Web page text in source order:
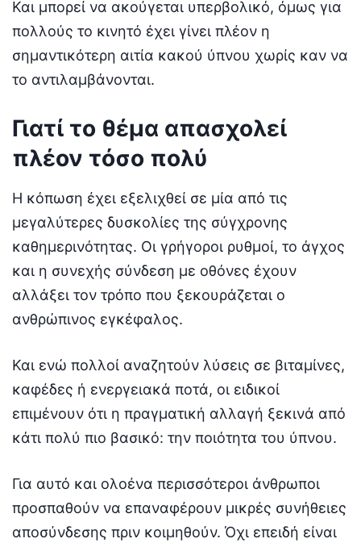
Και μπορεί να ακούγεται υπερβολικό, όμως για
πολλούς το κινητό έχει γίνει πλέον η
σημαντικότερη αιτία κακού ύπνου χωρίς καν να
το αντιλαμβάνονται.
Γιατί το θέμα απασχολεί
πλέον τόσο πολύ
Η κόπωση έχει εξελιχθεί σε μία από τις
μεγαλύτερες δυσκολίες της σύγχρονης
καθημερινότητας. Οι γρήγοροι ρυθμοί, το άγχος
και η συνεχής σύνδεση με οθόνες έχουν
αλλάξει τον τρόπο που ξεκουράζεται ο
ανθρώπινος εγκέφαλος.
Και ενώ πολλοί αναζητούν λύσεις σε βιταμίνες,
καφέδες ή ενεργειακά ποτά, οι ειδικοί
επιμένουν ότι η πραγματική αλλαγή ξεκινά από
κάτι πολύ πιο βασικό: την ποιότητα του ύπνου.
Για αυτό και ολοένα περισσότεροι άνθρωποι
προσπαθούν να επαναφέρουν μικρές συνήθειες
αποσύνδεσης πριν κοιμηθούν. Όχι επειδή είναι